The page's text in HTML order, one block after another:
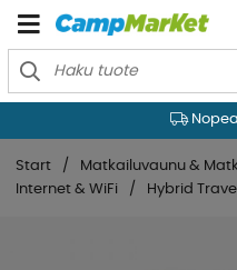
Start Matkailuvaunu &
Internet & WiFi
Hybrid